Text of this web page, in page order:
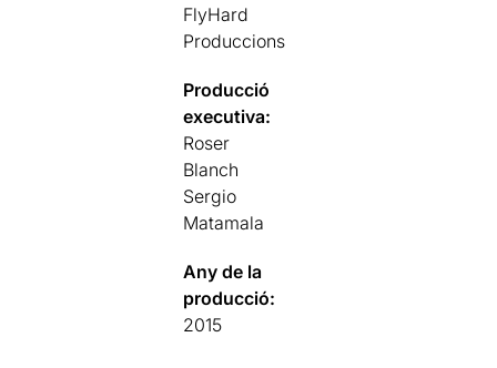
FlyHard
Produccions
Producció
executiva:
Roser
Blanch
Sergio
Matamala
Any de la
producció:
2015